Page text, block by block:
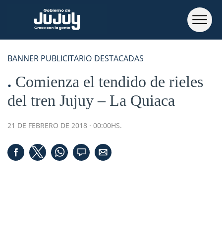
BANNER PUBLICITARIO DESTACADAS
Comienza el tendido de rieles
del tren Jujuy – La Quiaca
21 DE FEBRERO DE 2018 · 00:00HS.